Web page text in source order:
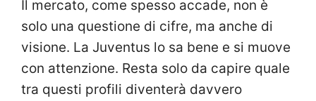
Il mercato, come spesso accade, non è
solo una questione di cifre, ma anche di
visione. La Juventus lo sa bene e si muove
con attenzione. Resta solo da capire quale
tra questi profili diventerà davvero